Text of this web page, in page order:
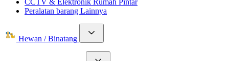
Peralatan barang Lainnya
Hewan / Binatang